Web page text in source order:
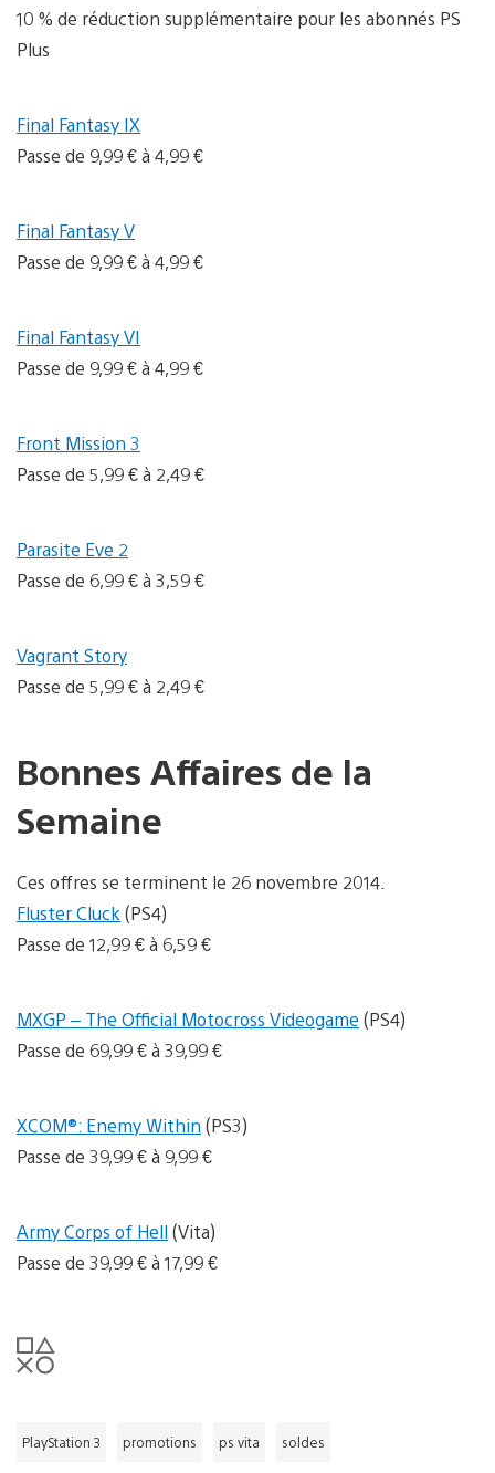
10 % de réduction supplémentaire pour les abonnés PS
Plus
Final Fantasy IX
Passe de 9,99 € à 4,99 €
Final Fantasy V
Passe de 9,99 € à 4,99 €
Final Fantasy VI
Passe de 9,99 € à 4,99 €
Front Mission 3
Passe de 5,99 € à 2,49 €
Parasite Eve 2
Passe de 6,99 € à 3,59 €
Vagrant Story
Passe de 5,99 € à 2,49 €
Bonnes Affaires de la
Semaine
Ces offres se terminent le 26 novembre 2014.
Fluster Cluck(PS4)
Passe de 12,99 € à 6,59 €
MXGP – The Official Motocross Videogame (PS4)
Passe de 69,99 € à 39,99 €
XCOM®: Enemy Within (PS3)
Passe de 39,99 € à 9,99 €
Army Corps of Hell(Vita)
Passe de 39,99 € à 17,99 €
PlayStation 3 promotions ps vita soldes